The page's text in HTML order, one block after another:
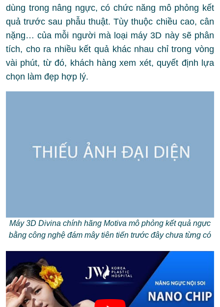
dùng trong nâng ngực, có chức năng mô phỏng kết
quả trước sau phẫu thuật. Tùy thuộc chiều cao, cân
nặng… của mỗi người mà loại máy 3D này sẽ phân
tích, cho ra nhiều kết quả khác nhau chỉ trong vòng
vài phút, từ đó, khách hàng xem xét, quyết định lựa
chọn làm đẹp hợp lý.
Máy 3D Divina chính hãng Motiva mô phỏng kết quả ngực
bằng công nghệ đám mây tiên tiến trước đây chưa từng có